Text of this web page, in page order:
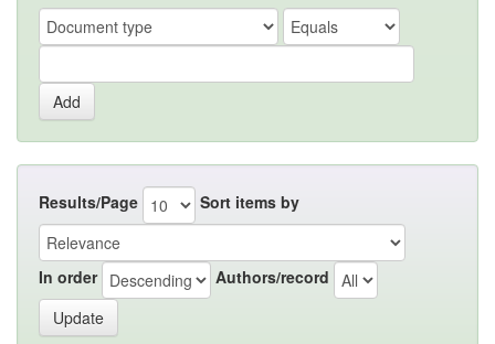
Results/Page Sort items by
In order Authors/record